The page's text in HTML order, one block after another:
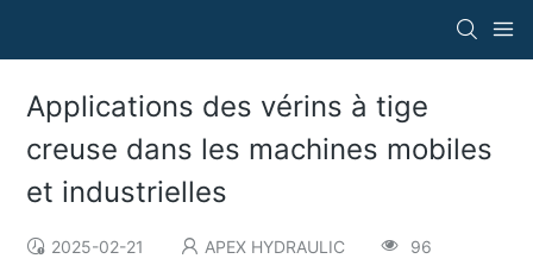
Applications des vérins à tige
creuse dans les machines mobiles
et industrielles
2025-02-21 APEX HYDRAULIC 96